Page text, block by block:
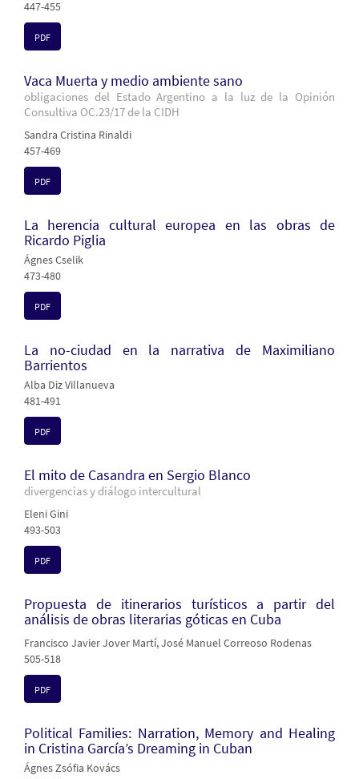
447-455
PDF
Vaca Muerta y medio ambiente sano
obligaciones del Estado Argentino a la luz de la Opinión
Consultiva OC.23/17 de la CIDH
Sandra Cristina Rinaldi
457-469
PDF
La herencia cultural europea en las obras de
Ricardo Piglia
Ágnes Cselik
473-480
PDF
La no-ciudad en la narrativa de Maximiliano
Barrientos
Alba Diz Villanueva
481-491
PDF
El mito de Casandra en Sergio Blanco
divergencias y diálogo intercultural
Eleni Gini
493-503
PDF
Propuesta de itinerarios turísticos a partir del
análisis de obras literarias góticas en Cuba
Francisco Javier Jover Martí, José Manuel Correoso Rodenas
505-518
PDF
Political Families: Narration, Memory and Healing
in Cristina García’s Dreaming in Cuban
Ágnes Zsófia Kovács